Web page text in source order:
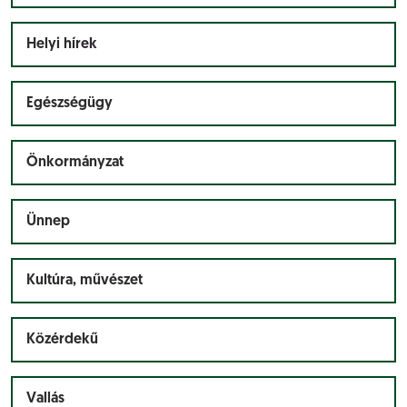
Helyi hírek
Egészségügy
Önkormányzat
Ünnep
Kultúra, művészet
Közérdekű
Vallás